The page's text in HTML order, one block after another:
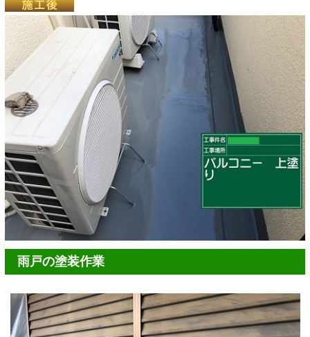
雨戸の塗装作業